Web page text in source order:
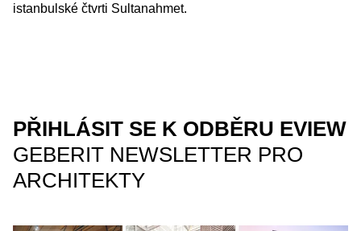
istanbulské čtvrti Sultanahmet.
PŘIHLÁSIT SE K ODBĚRU EVIEW
GEBERIT NEWSLETTER PRO
ARCHITEKTY